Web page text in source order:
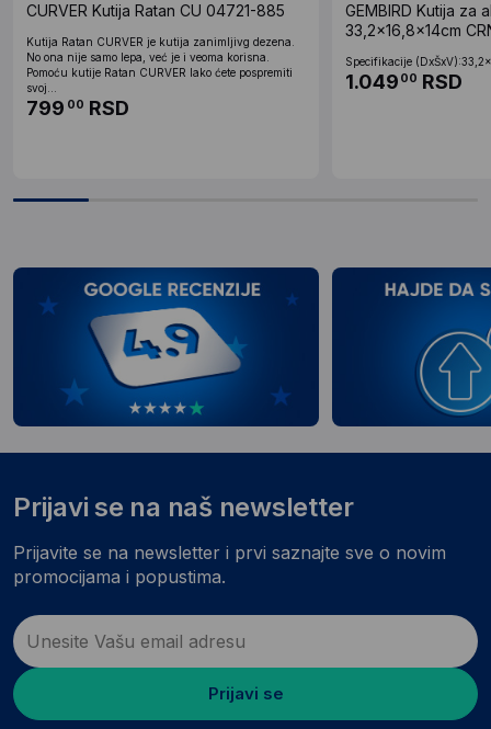
CURVER Kutija Ratan CU 04721-885
Kutija Ratan CURVER je kutija zanimljivg dezena.
No ona nije samo lepa, već je i veoma korisna.
Pomoću kutije Ratan CURVER lako ćete pospremiti
svoj...
799 00 RSD
GEMBIRD Kutija za
33,2x16,8x14cm
Specifikacije
1.049 00 RSD
Prijavi se na naš newsletter
Prijavite se na newsletter i prvi saznajte sve o novim
promocijama i popustima.
Prijavi se